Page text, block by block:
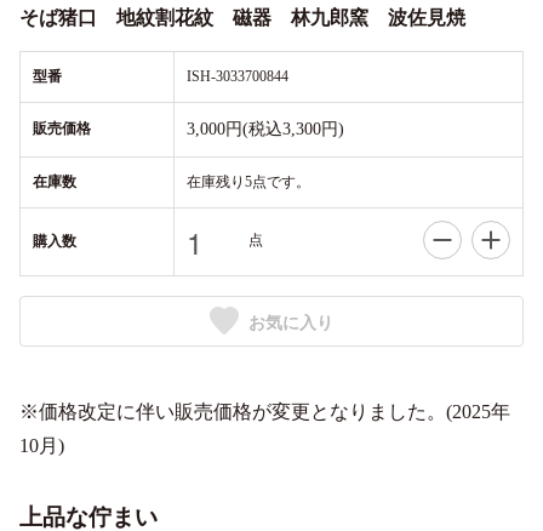
そば猪口 地紋割花紋 磁器 林九郎窯 波佐見焼
型番 ISH-3033700844
販売価格 3,000円(税込3,300円)
在庫数 在庫残り5点です。
購入数 点
お気に入り
※価格改定に伴い販売価格が変更となりました。(2025年
10月)
上品な佇まい